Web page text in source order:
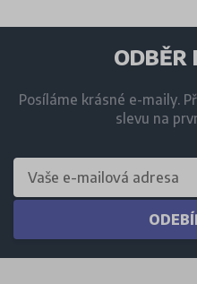
ODBĚR
Posíláme krásné e-maily.
slevu na